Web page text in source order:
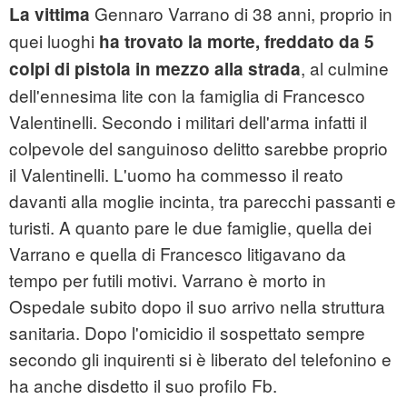
La vittima Gennaro Varrano di 38 anni, proprio in
quei luoghi ha trovato la morte, freddato da 5
colpi di pistola in mezzo alla strada, al culmine
dell'ennesima lite con la famiglia di Francesco
Valentinelli. Secondo i militari dell'arma infatti il
colpevole del sanguinoso delitto sarebbe proprio
il Valentinelli. L'uomo ha commesso il reato
davanti alla moglie incinta, tra parecchi passanti e
turisti. A quanto pare le due famiglie, quella dei
Varrano e quella di Francesco litigavano da
tempo per futili motivi. Varrano è morto in
Ospedale subito dopo il suo arrivo nella struttura
sanitaria. Dopo l'omicidio il sospettato sempre
secondo gli inquirenti si è liberato del telefonino e
ha anche disdetto il suo profilo Fb.